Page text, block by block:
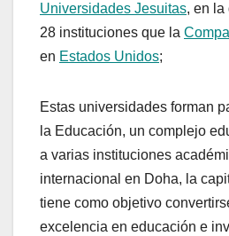
Universidades Jesuitas, en la
28 instituciones que la
en Estados Unidos;
Estas universidades forman
la Educación, un complejo
a varias instituciones
internacional en Doha, la
tiene como objetivo
excelencia en educación e